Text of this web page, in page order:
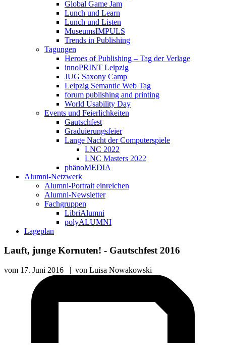
Global Game Jam
Lunch und Learn
Lunch und Listen
MuseumsIMPULS
Trends in Publishing
Tagungen
Heroes of Publishing – Tag der Verlage
innoPRINT Leipzig
JUG Saxony Camp
Leipzig Semantic Web Tag
forum publishing and printing
World Usability Day
Events und Feierlichkeiten
Gautschfest
Graduierungsfeier
Lange Nacht der Computerspiele
LNC 2022
LNC Masters 2022
phänoMEDIA
Alumni-Netzwerk
Alumni-Portrait einreichen
Alumni-Newsletter
Fachgruppen
LibriAlumni
polyALUMNI
Lageplan
Lauft, junge Kornuten! - Gautschfest 2016
vom 17. Juni 2016 | von Luisa Nowakowski